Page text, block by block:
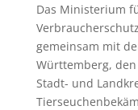
Das Ministerium
gemeinsam mit
Württemberg,
Stadt- und